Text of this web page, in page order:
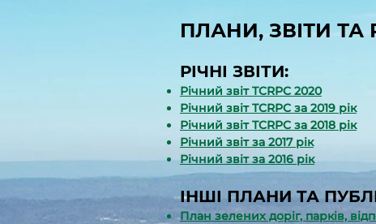
ПЛАНИ, ЗВІТИ ТА
РІЧНІ ЗВІТИ:
Річний звіт TCRPC 2020
Річний звіт TCRPC за 2019 рік
Річний звіт TCRPC за 2018 рік
Річний звіт за 2017 рік
Річний звіт за 2016 рік
ІНШІ ПЛАНИ ТА
План зелених доріг, парків,